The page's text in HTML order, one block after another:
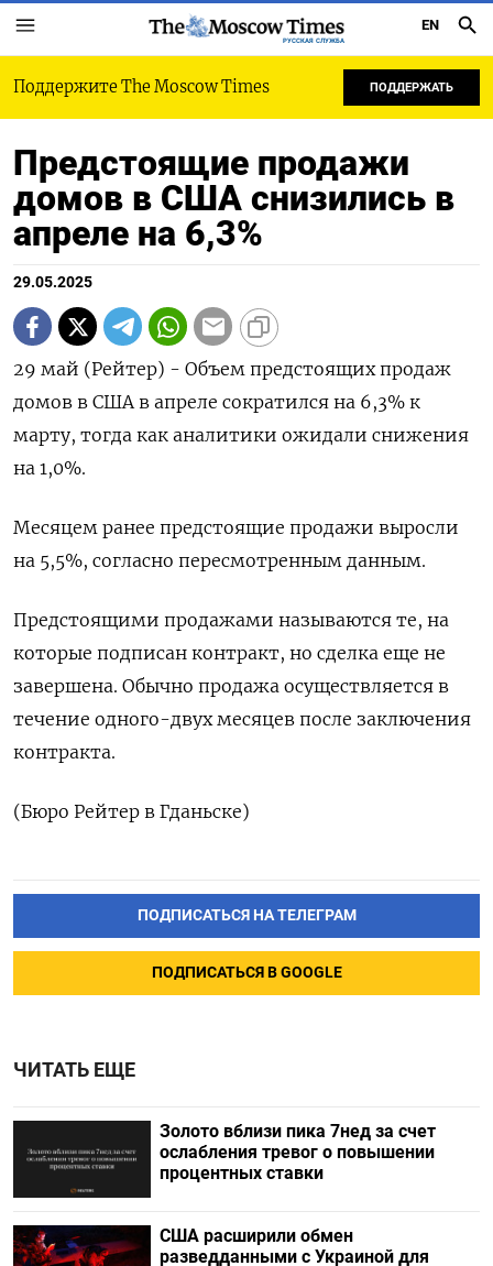
РУССКАЯ СЛУЖБА
EN
Поддержите The Moscow Times ПОДДЕРЖАТЬ
Предстоящие продажи
домов в США снизились в
апреле на 6,3%
29.05.2025
29 май (Рейтер) - Объем предстоящих продаж
домов в США в апреле сократился на 6,3% к
марту, тогда как аналитики ожидали снижения
на 1,0%.
Месяцем ранее предстоящие продажи выросли
на 5,5%, согласно пересмотренным данным.
Предстоящими продажами называются те, на
которые подписан контракт, но сделка еще не
завершена. Обычно продажа осуществляется в
течение одного-двух месяцев после заключения
контракта.
(Бюро Рейтер в Гданьске)
ПОДПИСАТЬСЯ НА ТЕЛЕГРАМ
ПОДПИСАТЬСЯ В GOOGLE
ЧИТАТЬ ЕЩЕ
Золото вблизи пика 7нед за счет
ослабления тревог о повышении
процентных ставки
США расширили обмен
разведданными с Украиной для